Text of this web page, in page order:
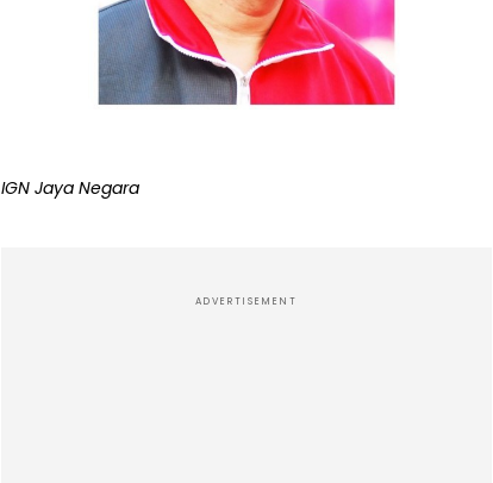
IGN Jaya Negara
ADVERTISEMENT